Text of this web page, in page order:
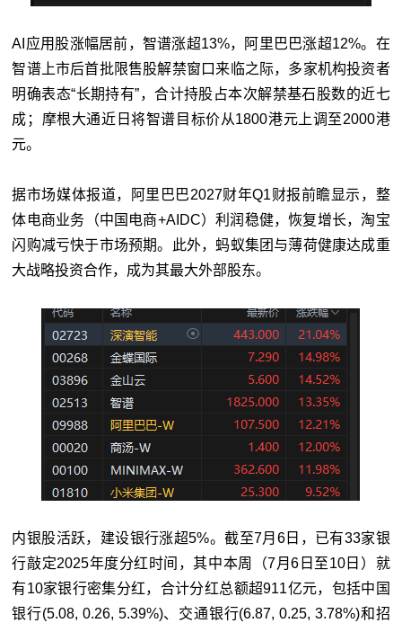
AI应用股涨幅居前，智谱涨超13%，阿里巴巴涨超12%。在
智谱上市后首批限售股解禁窗口来临之际，多家机构投资者
明确表态“长期持有”，合计持股占本次解禁基石股数的近七
成；摩根大通近日将智谱目标价从1800港元上调至2000港
元。
据市场媒体报道，阿里巴巴2027财年Q1财报前瞻显示，整
体电商业务（中国电商+AIDC）利润稳健，恢复增长，淘宝
闪购减亏快于市场预期。此外，蚂蚁集团与薄荷健康达成重
大战略投资合作，成为其最大外部股东。
内银股活跃，建设银行涨超5%。截至7月6日，已有33家银
行敲定2025年度分红时间，其中本周（7月6日至10日）就
有10家银行密集分红，合计分红总额超911亿元，包括中国
银行(5.08, 0.26, 5.39%)、交通银行(6.87, 0.25, 3.78%)和招